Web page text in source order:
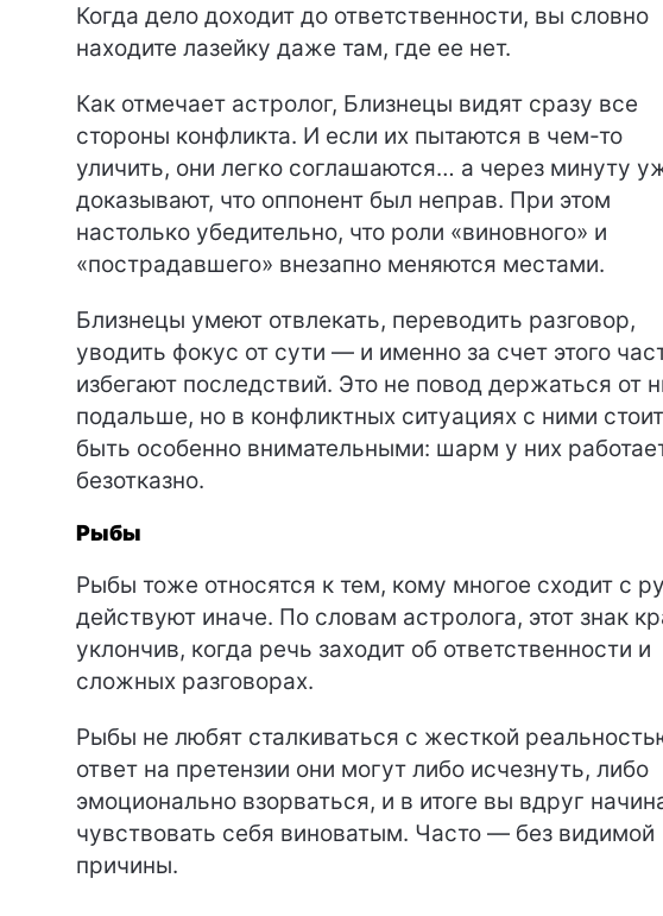
Когда дело доходит до ответственности, вы словно
находите лазейку даже там, где ее нет.
Как отмечает астролог, Близнецы видят сразу все
стороны конфликта. И если их пытаются в чем-то
уличить, они легко соглашаются… а через минуту
доказывают, что оппонент был неправ. При этом
настолько убедительно, что роли «виновного» и
«пострадавшего» внезапно меняются местами.
Близнецы умеют отвлекать, переводить разговор,
уводить фокус от сути — и именно за счет этого
избегают последствий. Это не повод держаться от
подальше, но в конфликтных ситуациях с ними стоит
быть особенно внимательными: шарм у них
безотказно.
Рыбы
Рыбы тоже относятся к тем, кому многое сходит с
действуют иначе. По словам астролога, этот знак
уклончив, когда речь заходит об ответственности и
сложных разговорах.
Рыбы не любят сталкиваться с жесткой
ответ на претензии они могут либо исчезнуть, либо
эмоционально взорваться, и в итоге вы вдруг
чувствовать себя виноватым. Часто — без видимой
причины.